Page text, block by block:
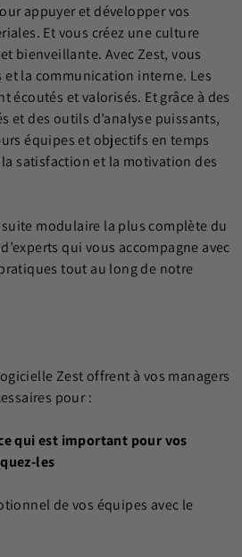
appuyer et développer vos
Et vous créez une culture
bienveillante. Avec Zest, vous
et la communication interne. Les
écoutés et valorisés. Et grâce à des
et des outils d’analyse puissants,
équipes et objectifs en temps
satisfaction et la motivation des
suite modulaire la plus complète du
qui vous accompagne avec
tout au long de notre
Zest offrent à vos managers
pour :
qui est important pour vos
les
de vos équipes avec le